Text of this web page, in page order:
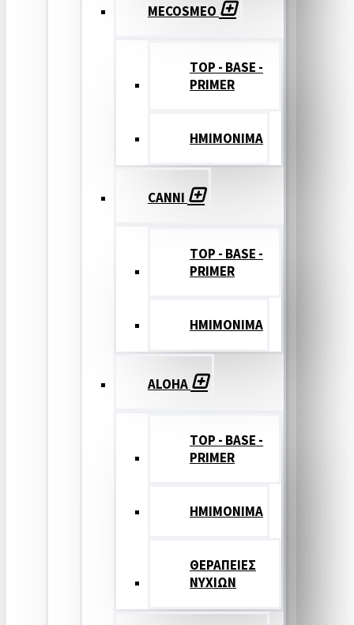
MECOSMEO
TOP - BASE -
PRIMER
ΗΜΙΜΟΝΙΜΑ
CANNI
TOP - BASE -
PRIMER
ΗΜΙΜΟΝΙΜΑ
ALOHA
TOP - BASE -
PRIMER
ΗΜΙΜΟΝΙΜΑ
ΘΕΡΑΠΕΙΕΣ
ΝΥΧΙΩΝ